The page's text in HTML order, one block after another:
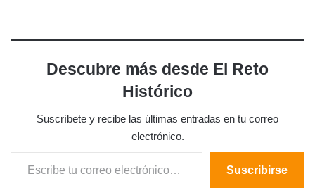
Descubre más desde El Reto
Histórico
Suscríbete y recibe las últimas entradas en tu correo
electrónico.
Escribe tu correo electrónico…
Suscribirse